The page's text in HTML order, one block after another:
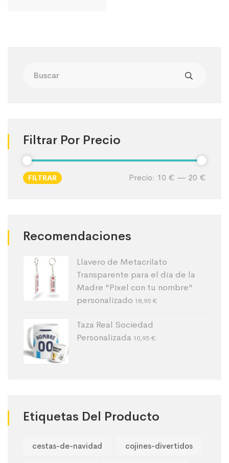
Filtrar Por Precio
FILTRAR Precio: 10 € — 20 €
Recomendaciones
Llavero de Metacrilato
Transparente para el día de la
Madre "Pixel con tu nombre"
personalizado 18,95 €
Taza Real Sociedad
Personalizada 10,95 €
Etiquetas Del Producto
cestas-de-navidad cojines-divertidos